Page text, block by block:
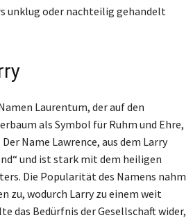
unklug oder nachteilig gehandelt
Laurentum, der auf den
als Symbol für Ruhm und Ehre,
Name Lawrence, aus dem Larry
und ist stark mit dem heiligen
Die Popularität des Namens nahm
zu, wodurch Larry zu einem weit
das Bedürfnis der Gesellschaft wider,